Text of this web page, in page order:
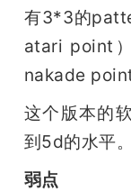
有3*3的
atari point
nakade
这个版本的
到5d的水平。
弱点